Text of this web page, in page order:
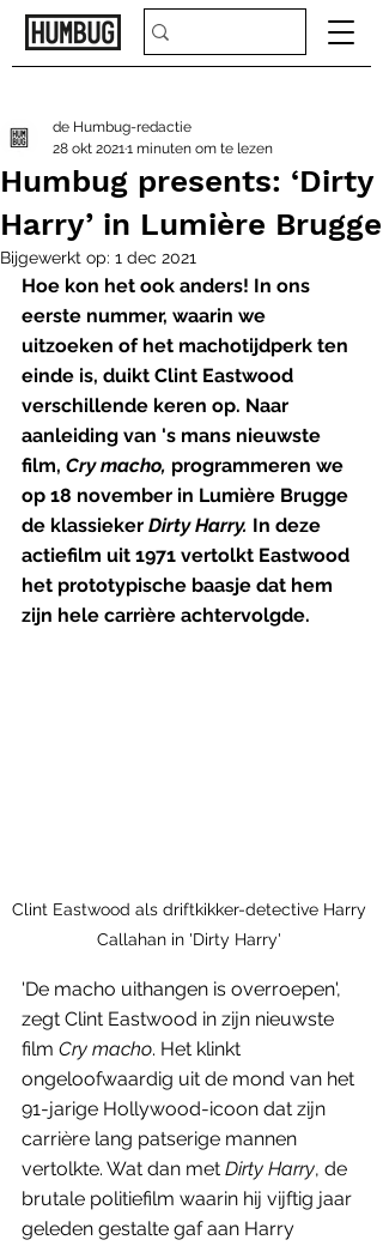
Humbug presents: ‘Dirty
Harry’ in Lumière Brugge
de Humbug-redactie
28 okt 20211 minuten om te lezen
Bijgewerkt op: 1 dec 2021
Hoe kon het ook anders! In ons
eerste nummer, waarin we
uitzoeken of het machotijdperk ten
einde is, duikt Clint Eastwood
verschillende keren op. Naar
aanleiding van 's mans nieuwste
film, Cry macho, programmeren we
op 18 november in Lumière Brugge
de klassieker Dirty Harry. In deze
actiefilm uit 1971 vertolkt Eastwood
het prototypische baasje dat hem
zijn hele carrière achtervolgde.
Clint Eastwood als driftkikker-detective Harry
Callahan in 'Dirty Harry'
'De macho uithangen is overroepen',
zegt Clint Eastwood in zijn nieuwste
film Cry macho. Het klinkt
ongeloofwaardig uit de mond van het
91-jarige Hollywood-icoon dat zijn
carrière lang patserige mannen
vertolkte. Wat dan met Dirty Harry, de
brutale politiefilm waarin hij vijftig jaar
geleden gestalte gaf aan Harry